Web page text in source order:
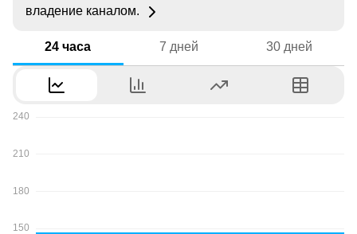
владение каналом.
24 часа 7 дней 30 дней